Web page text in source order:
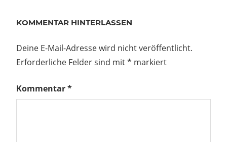
KOMMENTAR HINTERLASSEN
Deine E-Mail-Adresse wird nicht veröffentlicht.
Erforderliche Felder sind mit* markiert
Kommentar*